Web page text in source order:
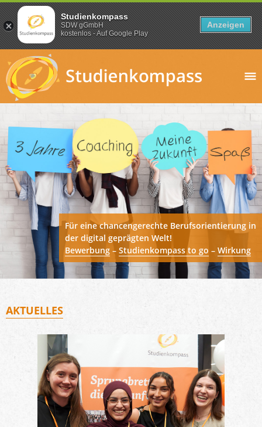
Für eine chancengerechte Berufsorientierung in
der digital geprägten Welt!
Bewerbung – Studienkompass to go – Wirkung
AKTUELLES
Studienkompass
SDW gGmbH
kostenlos - Auf Google Play
Anzeigen